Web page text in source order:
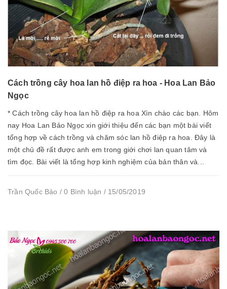
Cách trồng cây hoa lan hồ điệp ra hoa - Hoa Lan Bảo
Ngọc
* Cách trồng cây hoa lan hồ điệp ra hoa Xìn chào các bạn. Hôm
nay Hoa Lan Bảo Ngọc xin giới thiệu đến các bạn một bài viết
tổng hợp về cách trồng và chăm sóc lan hồ điệp ra hoa. Đây là
một chủ đề rất được anh em trong giới chơi lan quan tâm và
tìm đọc. Bài viết là tổng hợp kinh nghiệm của bản thân và...
Trần Quốc Bảo / 0 Bình luận / 15/05/2019